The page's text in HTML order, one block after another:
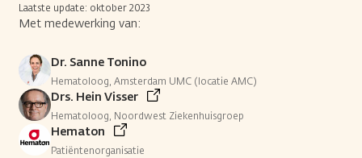
Laatste update: oktober 2023
Met medewerking van:
Dr. Sanne Tonino
Hematoloog, Amsterdam UMC (locatie AMC)
Drs. Hein Visser
Hematoloog, Noordwest Ziekenhuisgroep
Hematon
Patiëntenorganisatie